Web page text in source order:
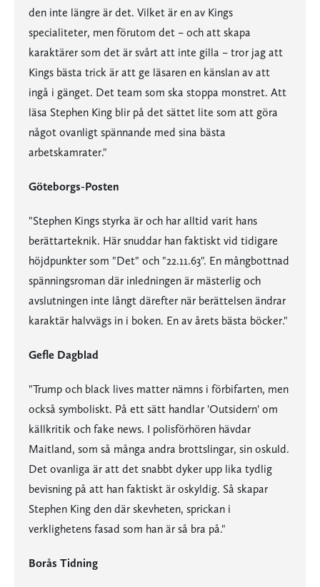
den inte längre är det. Vilket är en av Kings
specialiteter, men förutom det – och att skapa
karaktärer som det är svårt att inte gilla – tror jag att
Kings bästa trick är att ge läsaren en känslan av att
ingå i gänget. Det team som ska stoppa monstret. Att
läsa Stephen King blir på det sättet lite som att göra
något ovanligt spännande med sina bästa
arbetskamrater."
Göteborgs-Posten
"Stephen Kings styrka är och har alltid varit hans
berättarteknik. Här snuddar han faktiskt vid tidigare
höjdpunkter som "Det" och "22.11.63". En mångbottnad
spänningsroman där inledningen är mästerlig och
avslutningen inte långt därefter när berättelsen ändrar
karaktär halvvägs in i boken. En av årets bästa böcker."
Gefle Dagblad
"Trump och black lives matter nämns i förbifarten, men
också symboliskt. På ett sätt handlar 'Outsidern' om
källkritik och fake news. I polisförhören hävdar
Maitland, som så många andra brottslingar, sin oskuld.
Det ovanliga är att det snabbt dyker upp lika tydlig
bevisning på att han faktiskt är oskyldig. Så skapar
Stephen King den där skevheten, sprickan i
verklighetens fasad som han är så bra på."
Borås Tidning